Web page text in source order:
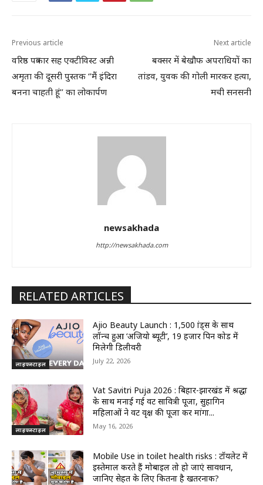
Previous article
वरिष्ठ पत्रकार सह एक्टीविस्ट अन्नी
अमृता की दूसरी पुस्तक ‘’मैं इंदिरा
बनना चाहती हूं’’ का लोकार्पण
Next article
बक्सर में बेखौफ अपराधियों का
तांडव, युवक की गोली मारकर हत्या,
मची सनसनी
newsakhada
http://newsakhada.com
RELATED ARTICLES
लाइफस्टाइल
Ajio Beauty Launch : 1,500 ब्रांड्स के साथ
लॉन्च हुआ ‘अजियो ब्यूटी’, 19 हजार पिन कोड में
मिलेगी डिलीवरी
July 22, 2026
लाइफस्टाइल
Vat Savitri Puja 2026 : बिहार-झारखंड में श्रद्धा
के साथ मनाई गई वट सावित्री पूजा, सुहागिन
महिलाओं ने वट वृक्ष की पूजा कर मांगा...
May 16, 2026
Mobile Use in toilet health risks : टॉयलेट में
इस्तेमाल करते हैं मोबाइल तो हो जाएं सावधान,
जानिए सेहत के लिए कितना है खतरनाक?